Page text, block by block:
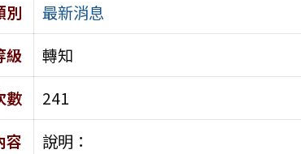
別
最新消息
級
轉知
數
241
容
說明：